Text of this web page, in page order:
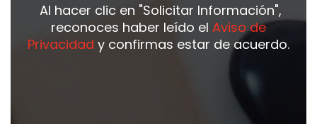
Al hacer clic en "Solicitar Información",
reconoces haber leído el Aviso de
Privacidad y confirmas estar de acuerdo.